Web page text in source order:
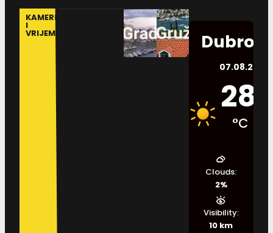
KAMERE
I
VRIJEME
07.08.2026.
28
°C
Clouds:
2%
Visibility:
10 km